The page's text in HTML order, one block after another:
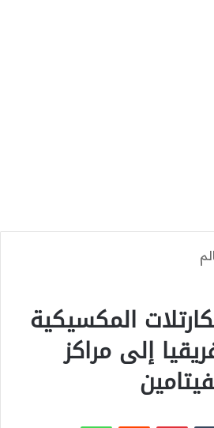
المكسيكية
إلى مراكز